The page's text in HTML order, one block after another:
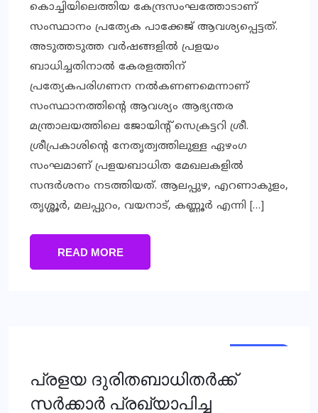
കൊച്ചിയിലെത്തിയ കേന്ദ്രസംഘത്തോടാണ്
സംസ്ഥാനം പ്രത്യേക പാക്കേജ് ആവശ്യപ്പെട്ടത്.
അടുത്തടുത്ത വര്‍ഷങ്ങളില്‍ പ്രളയം
ബാധിച്ചതിനാല്‍ കേരളത്തിന്
പ്രത്യേകപരിഗണന നല്‍കണണമെന്നാണ്
സംസ്ഥാനത്തിന്റെ ആവശ്യം ആഭ്യന്തര
മന്ത്രാലയത്തിലെ ജോയിന്റ് സെക്രട്ടറി ശ്രീ.
ശ്രീപ്രകാശിന്റെ നേതൃത്വത്തിലുള്ള ഏഴംഗ
സംഘമാണ് പ്രളയബാധിത മേഖലകളില്‍
സന്ദര്‍ശനം നടത്തിയത്. ആലപ്പുഴ, എറണാകുളം,
തൃശ്ശൂര്‍, മലപ്പുറം, വയനാട്, കണ്ണൂര്‍ എന്നി […]
READ MORE
പ്രളയ ദുരിതബാധിതര്‍ക്ക്
സര്‍ക്കാര്‍ പ്രഖ്യാപിച്ച